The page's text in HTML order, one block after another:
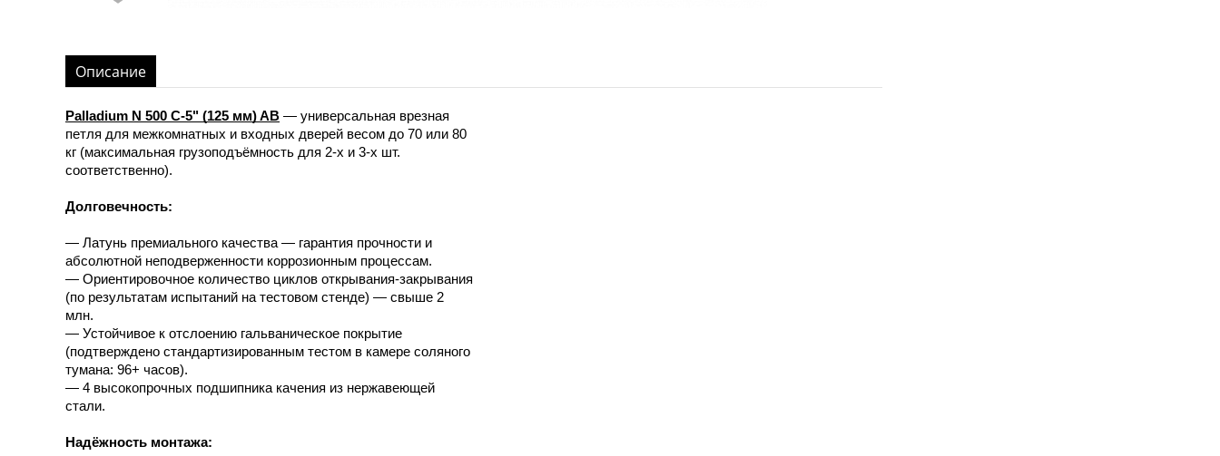
Описание
Palladium N 500 C-5" (125 мм) AB — универсальная врезная
петля для межкомнатных и входных дверей весом до 70 или 80
кг (максимальная грузоподъёмность для 2-х и 3-х шт.
соответственно).
Долговечность:
— Латунь премиального качества — гарантия прочности и
абсолютной неподверженности коррозионным процессам.
— Ориентировочное количество циклов открывания-закрывания
(по результатам испытаний на тестовом стенде) — свыше 2
млн.
— Устойчивое к отслоению гальваническое покрытие
(подтверждено стандартизированным тестом в камере соляного
тумана: 96+ часов).
— 4 высокопрочных подшипника качения из нержавеющей
стали.
Надёжность монтажа: